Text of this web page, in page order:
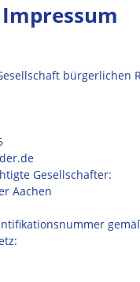
Impressum
bürgerlichen
Gesellschafter:
Aachen